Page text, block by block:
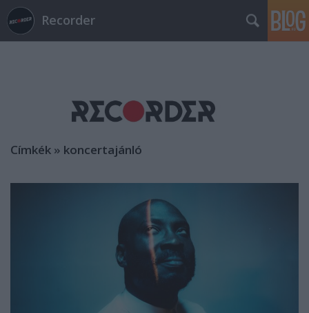
Recorder
Címkék » koncertajánló